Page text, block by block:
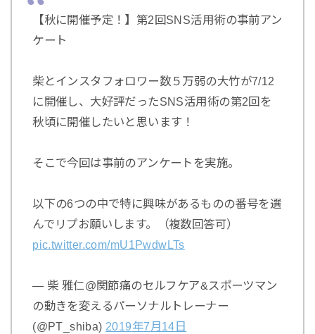
【秋に開催予定！】第2回SNS活用術の事前アン
ケート
柴とインスタフォロワー数５万弱の大竹が7/12
に開催し、大好評だったSNS活用術の第2回を
秋頃に開催したいと思います！
そこで今回は事前のアンケートを実施。
以下の6つの中で特に興味があるものの番号を選
んでリプお願いします。（複数回答可）
pic.twitter.com/mU1PwdwLTs
— 柴 雅仁@関節痛のセルフケア&スポーツマン
の動きを変えるパーソナルトレーナー
(@PT_shiba) 2019年7 月 14 日